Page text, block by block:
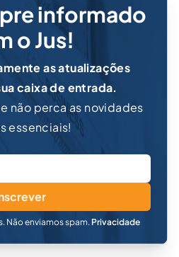
informado
o Jus!
as atualizações
caixa de entrada.
não perca as novidades
essenciais!
Não enviamos spam. Privacidade